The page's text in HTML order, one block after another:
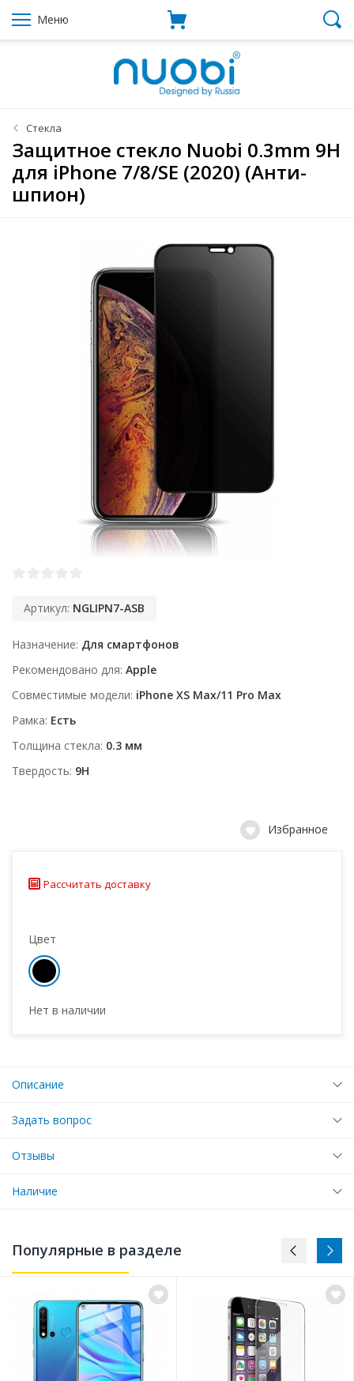
Меню
Стекла
Защитное стекло Nuobi 0.3mm 9H
для iPhone 7/8/SE (2020) (Анти-
шпион)
Артикул: NGLIPN7-ASB
Назначение Для смартфонов
Рекомендовано для Apple
Совместимые модели iPhone XS Max/11 Pro Max
Рамка Есть
Толщина стекла 0.3 мм
Твердость 9H
Избранное
Рассчитать доставку
Цвет
Нет в наличии
Описание
Задать вопрос
Отзывы
Наличие
Популярные в разделе